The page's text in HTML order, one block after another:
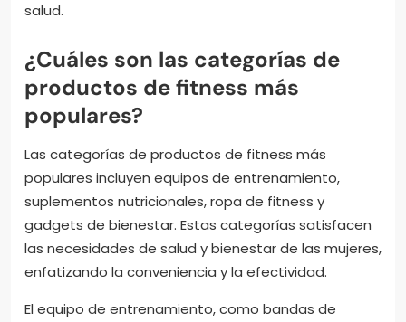
salud.
¿Cuáles son las categorías de
productos de fitness más
populares?
Las categorías de productos de fitness más
populares incluyen equipos de entrenamiento,
suplementos nutricionales, ropa de fitness y
gadgets de bienestar. Estas categorías satisfacen
las necesidades de salud y bienestar de las mujeres,
enfatizando la conveniencia y la efectividad.
El equipo de entrenamiento, como bandas de